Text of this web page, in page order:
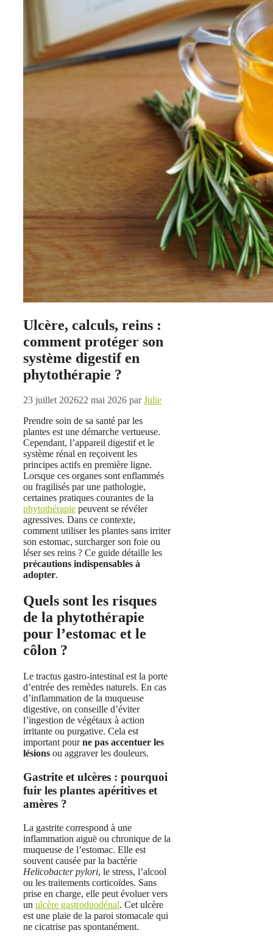
Ulcère, calculs, reins :
comment protéger son
système digestif en
phytothérapie ?
23 juillet 202622 mai 2026 parJulie
Prendre soin de sa santé par les
plantes est une démarche vertueuse.
Cependant, l’appareil digestif et le
système rénal en reçoivent les
principes actifs en première ligne.
Lorsque ces organes sont enflammés
ou fragilisés par une pathologie,
certaines pratiques courantes de la
phytothérapie peuvent se révéler
agressives. Dans ce contexte,
comment utiliser les plantes sans irriter
son estomac, surcharger son foie ou
léser ses reins ? Ce guide détaille les
précautions indispensables à
adopter.
Quels sont les risques
de la phytothérapie
pour l’estomac et le
côlon ?
Le tractus gastro-intestinal est la porte
d’entrée des remèdes naturels. En cas
d’inflammation de la muqueuse
digestive, on conseille d’éviter
l’ingestion de végétaux à action
irritante ou purgative. Cela est
important pourne pas accentuer les
lésions ou aggraver les douleurs.
Gastrite et ulcères : pourquoi
fuir les plantes apéritives et
amères ?
La gastrite correspond à une
inflammation aiguë ou chronique de la
muqueuse de l’estomac. Elle est
souvent causée par la bactérie
Helicobacter pylori, le stress, l’alcool
ou les traitements corticoïdes. Sans
prise en charge, elle peut évoluer vers
un ulcère gastroduodénal. Cet ulcère
est une plaie de la paroi stomacale qui
ne cicatrise pas spontanément.